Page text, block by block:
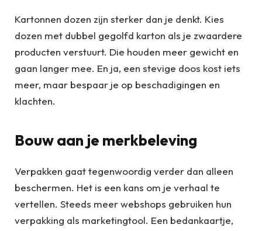
Kartonnen dozen zijn sterker dan je denkt. Kies
dozen met dubbel gegolfd karton als je zwaardere
producten verstuurt. Die houden meer gewicht en
gaan langer mee. En ja, een stevige doos kost iets
meer, maar bespaar je op beschadigingen en
klachten.
Bouw aan je merkbeleving
Verpakken gaat tegenwoordig verder dan alleen
beschermen. Het is een kans om je verhaal te
vertellen. Steeds meer webshops gebruiken hun
verpakking als marketingtool. Een bedankaartje,